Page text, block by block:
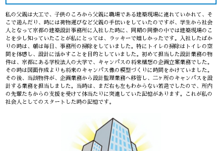
私の父親は大工で、子供のころから父親に職場である建築現場に連れていかれて、そ
こで遊んだり、時には荷物運びなど父親の手伝いをしていたのですが、学生から社会
人となって京都の建築設計事務所に入社した時に、同期の同僚の中では建築現場のこ
とを少し知っていたことが私にとっては、ラッキーで嬉しかったです。入社したばか
りの時は、朝は毎日、事務所の掃除をしていました。特にトイレの掃除はトイレの空
間を体感し、設計に活かすことを目的としていました。初めて担当した設計業務の物
件は、京都にある学校法人の大学で、キャンパスの将来構想の企画立案業務でした。
その時は図面作成よりも将来のキャンパス像の模型づくりに時間をかけていました。
その後、当該物件が、企画業務から設計監理業務へ移管し、二ヶ所のキャンパスを設
計する業務を担当しました。当時は、まだ右も左もわからない若造でしたので、所内
の先輩たちからの支援を受けて体当たりに突進していた記憶があります。これが私の
社会人としてのスタートした時の記憶です。